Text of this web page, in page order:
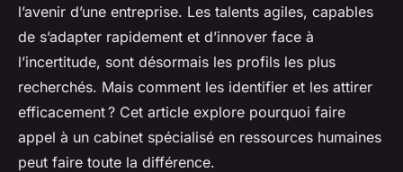
l’avenir d’une entreprise. Les talents agiles, capables
de s’adapter rapidement et d’innover face à
l’incertitude, sont désormais les profils les plus
recherchés. Mais comment les identifier et les attirer
efficacement ? Cet article explore pourquoi faire
appel à un cabinet spécialisé en ressources humaines
peut faire toute la différence.